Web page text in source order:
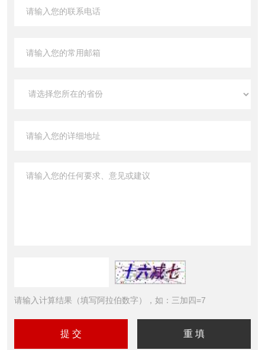
请输入计算结果（填写阿拉伯数字），如：三加四=7